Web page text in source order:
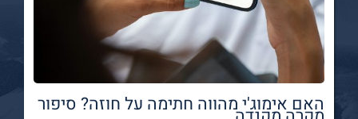
האם אימוג'י מהווה חתימה על חוזה? סיפור